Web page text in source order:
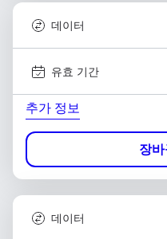
데이터
유효 기간
추가 정보
장바
데이터